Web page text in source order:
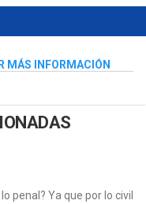
MÁS INFORMACIÓN
penal? Ya que por lo civil